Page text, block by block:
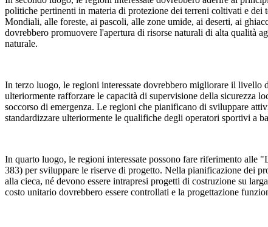
politiche pertinenti in materia di protezione dei terreni coltivati e
Mondiali, alle foreste, ai pascoli, alle zone umide, ai deserti, ai
dovrebbero promuovere l'apertura di risorse naturali di alta qualità
naturale.
In terzo luogo, le regioni interessate dovrebbero migliorare il
ulteriormente rafforzare le capacità di supervisione della sicurezza
soccorso di emergenza. Le regioni che pianificano di sviluppare
standardizzare ulteriormente le qualifiche degli operatori sportivi a
In quarto luogo, le regioni interessate possono fare riferimento alle
383) per sviluppare le riserve di progetto. Nella pianificazione dei
alla cieca, né devono essere intrapresi progetti di costruzione su
costo unitario dovrebbero essere controllati e la progettazione